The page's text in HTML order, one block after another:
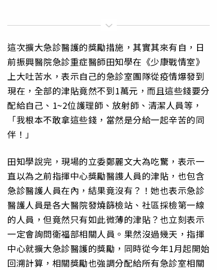
這次擴大急診醫護的獎勵措施，其實其來有自，日
前振興醫院急診重症醫師田知學在《少康戰情室》
上大吐苦水，表示自己的急診室團隊從疫情爆發到
現在，全部的津貼竟然不到1萬元，而且這些錢要分
配給自己、1~2位護理師、放射師、清潔人員等，
「我根本不敢拿這些錢，當然是分給一起辛苦的同
伴！」
田知學說完，現場的立委鄭麗文大為吃驚，表示一
直以為之前指揮中心獎勵醫謢人員的津貼，也包含
急診醫護人員在內，結果竟沒有？！她也表示急診
醫護人員是各大醫院發燒篩檢站、社區採檢第一線
的人員，但竟然只有如此微薄的津貼？也立刻表示
一定會詢問衛福部相關人員。果然沒過幾天，指揮
中心就擴大急診醫護的獎勵，同時從今年1月起開始
回溯計算，相關獎勵也強調分配給所有急診室相關